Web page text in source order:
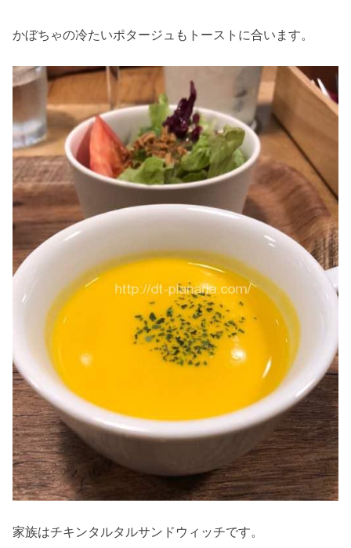
かぼちゃの冷たいポタージュもトーストに合います。
家族はチキンタルタルサンドウィッチです。